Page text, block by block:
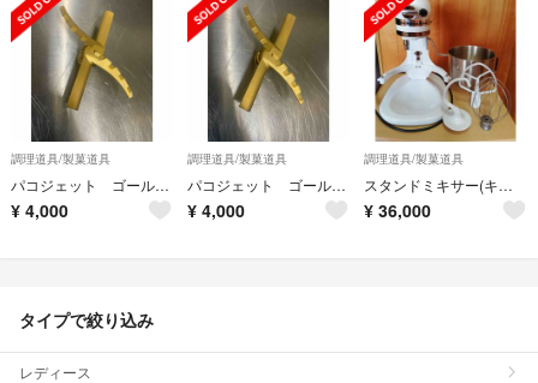
調理道具/製菓道具
パコジェット ゴールドブレード PJ1
¥ 4,000
調理道具/製菓道具
パコジェット ゴールドブレード PJ1
¥ 4,000
調理道具/製菓道具
スタンドミキサー(キッチンエイドKSM5)
¥ 36,000
タイプで絞り込み
レディース